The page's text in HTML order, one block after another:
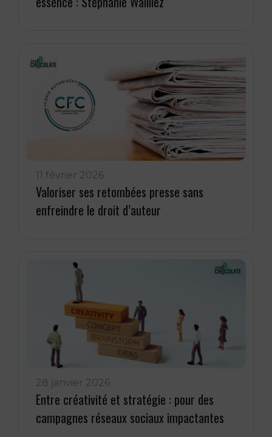
11 février 2026
Valoriser ses retombées presse sans
enfreindre le droit d’auteur
28 janvier 2026
Entre créativité et stratégie : pour des
campagnes réseaux sociaux impactantes